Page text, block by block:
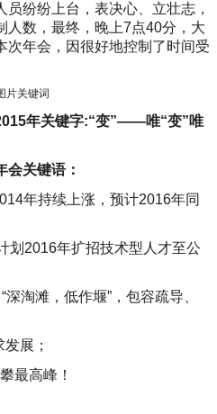
纷纷上台，表决心、立壮志，
人数，最终，晚上7点40分，大
次年会，因很好地控制了时间受
年关键字:“变”——唯“变”唯
会关键语：
年持续上涨，预计2016年同
划2016年扩招技术型人才至公
淘滩，低作堰”，包容疏导、
展；
最高峰！